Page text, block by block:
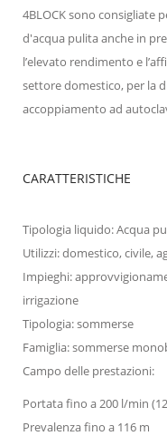
4BLOCK sono consigliate
d'acqua pulita anche in
l’elevato rendimento e
settore domestico, per la
accoppiamento ad
CARATTERISTICHE
Tipologia liquido: Acqua
Utilizzi: domestico, civile,
Impieghi:
irrigazione
Tipologia: sommerse
Famiglia: sommerse
Campo delle prestazioni:
Portata fino a 200 l/min
Prevalenza fino a 116 m